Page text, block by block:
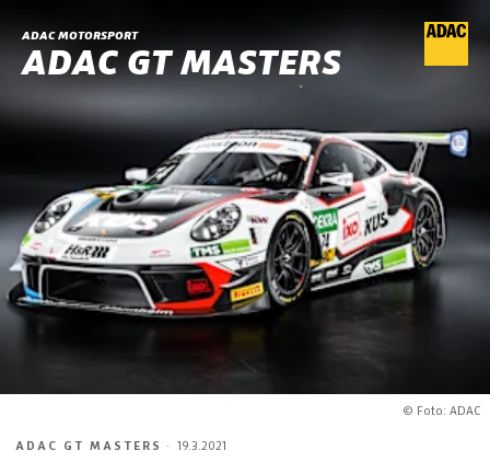
ADAC MOTORSPORT
ADAC GT MASTERS
© Foto: ADAC
ADAC GT MASTERS · 19.3.2021